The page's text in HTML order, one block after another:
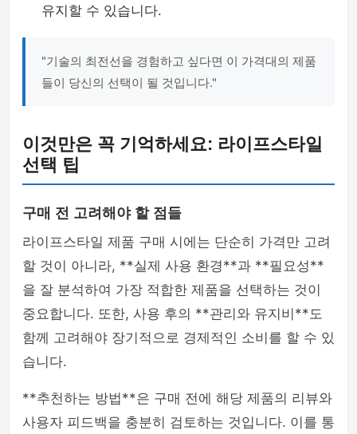
유지할 수 있습니다.
"기술의 최전선을 경험하고 싶다면 이 가격대의 제품
들이 당신의 선택이 될 것입니다."
이것만은 꼭 기억하세요: 라이프스타일
선택 팁
구매 전 고려해야 할 점들
라이프스타일 제품 구매 시에는 단순히 가격만 고려
할 것이 아니라, **실제 사용 환경**과 **필요성**
을 잘 분석하여 가장 적합한 제품을 선택하는 것이
중요합니다. 또한, 사용 후의 **관리와 유지비**도
함께 고려해야 장기적으로 경제적인 소비를 할 수 있
습니다.
**추천하는 방법**은 구매 전에 해당 제품의 리뷰와
사용자 피드백을 충분히 검토하는 것입니다. 이를 통